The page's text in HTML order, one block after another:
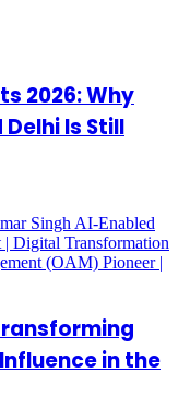
2026: Why
Is Still
in the